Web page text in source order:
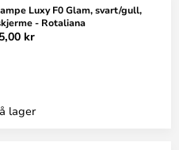
Luxy F0 Glam, svart/gull,
- Rotaliana
kr
lager